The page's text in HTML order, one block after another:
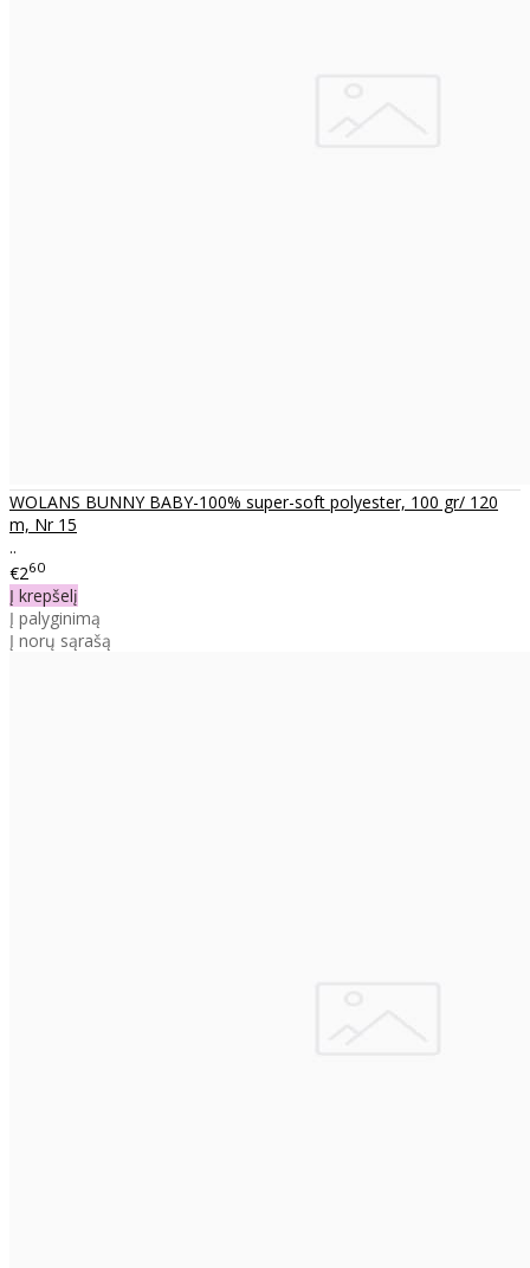
WOLANS BUNNY BABY-100% super-soft polyester, 100 gr/ 120
m, Nr 15
..
€260
Į krepšelį
Į palyginimą
Į norų sąrašą